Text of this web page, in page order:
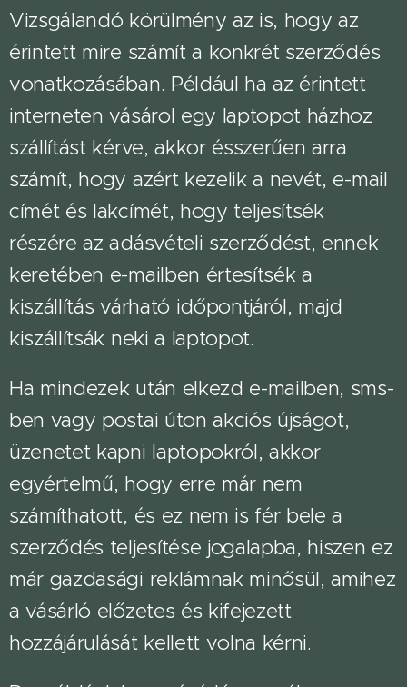
Vizsgálandó körülmény az is, hogy az
érintett mire számít a konkrét szerződés
vonatkozásában. Például ha az érintett
interneten vásárol egy laptopot házhoz
szállítást kérve, akkor ésszerűen arra
számít, hogy azért kezelik a nevét, e-mail
címét és lakcímét, hogy teljesítsék
részére az adásvételi szerződést, ennek
keretében e-mailben értesítsék a
kiszállítás várható időpontjáról, majd
kiszállítsák neki a laptopot.
Ha mindezek után elkezd e-mailben, sms-
ben vagy postai úton akciós újságot,
üzenetet kapni laptopokról, akkor
egyértelmű, hogy erre már nem
számíthatott, és ez nem is fér bele a
szerződés teljesítése jogalapba, hiszen ez
már gazdasági reklámnak minősül, amihez
a vásárló előzetes és kifejezett
hozzájárulását kellett volna kérni.